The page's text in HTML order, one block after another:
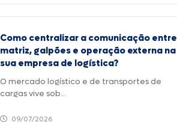
Como centralizar a comunicação entre
matriz, galpões e operação externa na
sua empresa de logística?
O mercado logístico e de transportes de
cargas vive sob...
09/07/2026